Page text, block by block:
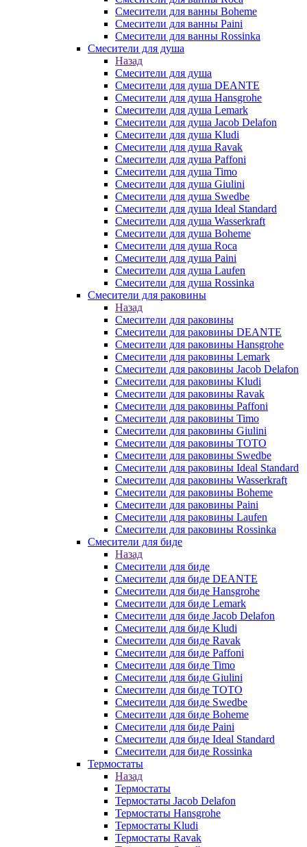
Смесители для ванны Boheme
Смесители для ванны Paini
Смесители для ванны Rossinka
Смесители для душа
Назад
Смесители для душа
Смесители для душа DEANTE
Смесители для душа Hansgrohe
Смесители для душа Lemark
Смесители для душа Jacob Delafon
Смесители для душа Kludi
Смесители для душа Ravak
Смесители для душа Paffoni
Смесители для душа Timo
Смесители для душа Giulini
Смесители для душа Swedbe
Смесители для душа Ideal Standard
Смесители для душа Wasserkraft
Смесители для душа Boheme
Смесители для душа Roca
Смесители для душа Paini
Смесители для душа Laufen
Смесители для душа Rossinka
Смесители для раковины
Назад
Смесители для раковины
Смесители для раковины DEANTE
Смесители для раковины Hansgrohe
Смесители для раковины Lemark
Смесители для раковины Jacob Delafon
Смесители для раковины Kludi
Смесители для раковины Ravak
Смесители для раковины Paffoni
Смесители для раковины Timo
Смесители для раковины Giulini
Смесители для раковины TOTO
Смесители для раковины Swedbe
Смесители для раковины Ideal Standard
Смесители для раковины Wasserkraft
Смесители для раковины Boheme
Смесители для раковины Paini
Смесители для раковины Laufen
Смесители для раковины Rossinka
Смесители для биде
Назад
Смесители для биде
Смесители для биде DEANTE
Смесители для биде Hansgrohe
Смесители для биде Lemark
Смесители для биде Jacob Delafon
Смесители для биде Kludi
Смесители для биде Ravak
Смесители для биде Paffoni
Смесители для биде Timo
Смесители для биде Giulini
Смесители для биде TOTO
Смесители для биде Swedbe
Смесители для биде Boheme
Смесители для биде Paini
Смесители для биде Ideal Standard
Смесители для биде Rossinka
Термостаты
Назад
Термостаты
Термостаты Jacob Delafon
Термостаты Hansgrohe
Термостаты Kludi
Термостаты Ravak